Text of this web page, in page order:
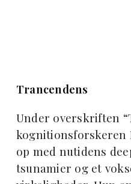
Trancendens
Under overskriften
kognitionsforskeren
op med nutidens
tsunamier og et